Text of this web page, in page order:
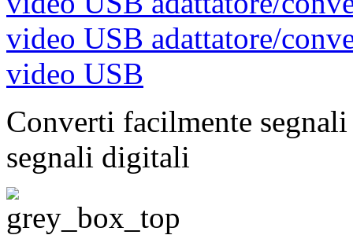
Converti facilmente
segnali digitali